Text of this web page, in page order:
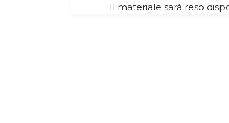
Il materiale sarà reso